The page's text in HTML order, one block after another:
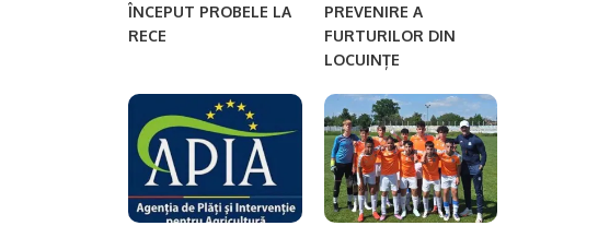
ÎNCEPUT PROBELE LA
RECE
PREVENIRE A
FURTURILOR DIN
LOCUINȚE